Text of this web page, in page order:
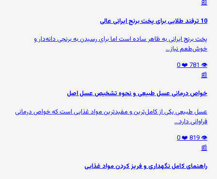
📰
10 ترفند طلایی برای پخت برنج ایرانی عالی
پخت برنج ایرانی به ظاهر ساده است اما برای رسیدن به برنجی دانه‌دار و
خوش‌طعم نیاز...
👁️ 781
❤️ 0
📰
خواص درمانی عسل طبیعی و نحوه تشخیص عسل اصل
عسل طبیعی یکی از کامل‌ترین و مفیدترین مواد غذایی است که خواص درمانی
فراوانی دارد...
👁️ 819
❤️ 0
📰
راهنمای کامل نگهداری و فریز کردن مواد غذایی